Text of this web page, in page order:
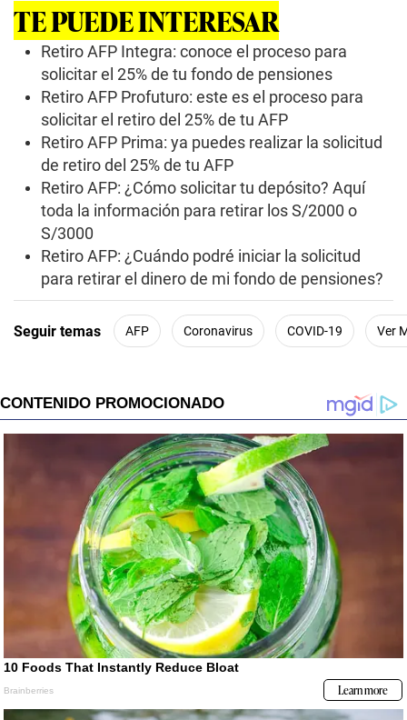
TE PUEDE INTERESAR
Retiro AFP Integra: conoce el proceso para
solicitar el 25% de tu fondo de pensiones
Retiro AFP Profuturo: este es el proceso para
solicitar el retiro del 25% de tu AFP
Retiro AFP Prima: ya puedes realizar la solicitud
de retiro del 25% de tu AFP
Retiro AFP: ¿Cómo solicitar tu depósito? Aquí
toda la información para retirar los S/2000 o
S/3000
Retiro AFP: ¿Cuándo podré iniciar la solicitud
para retirar el dinero de mi fondo de pensiones?
Seguir temas AFP Coronavirus COVID-19 Ver